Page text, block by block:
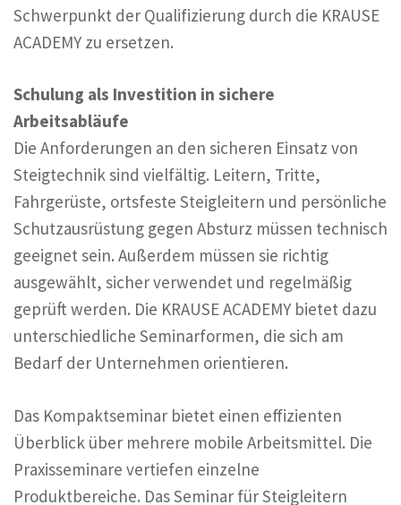
Schwerpunkt der Qualifizierung durch die KRAUSE
ACADEMY zu ersetzen.
Schulung als Investition in sichere
Arbeitsabläufe
Die Anforderungen an den sicheren Einsatz von
Steigtechnik sind vielfältig. Leitern, Tritte,
Fahrgerüste, ortsfeste Steigleitern und persönliche
Schutzausrüstung gegen Absturz müssen technisch
geeignet sein. Außerdem müssen sie richtig
ausgewählt, sicher verwendet und regelmäßig
geprüft werden. Die KRAUSE ACADEMY bietet dazu
unterschiedliche Seminarformen, die sich am
Bedarf der Unternehmen orientieren.
Das Kompaktseminar bietet einen effizienten
Überblick über mehrere mobile Arbeitsmittel. Die
Praxisseminare vertiefen einzelne
Produktbereiche. Das Seminar für Steigleitern